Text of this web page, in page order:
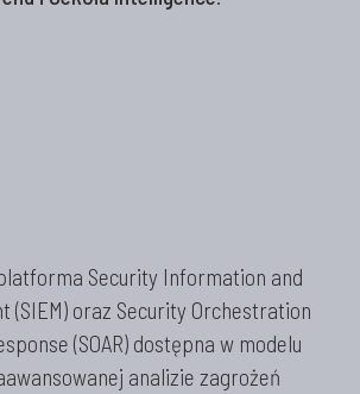
Security Information and
(SIEM) oraz Security Orchestration
(SOAR) dostępna w modelu
analizie zagrożeń